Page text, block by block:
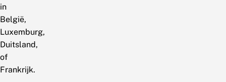
in
België,
Luxemburg,
Duitsland,
of
Frankrijk.